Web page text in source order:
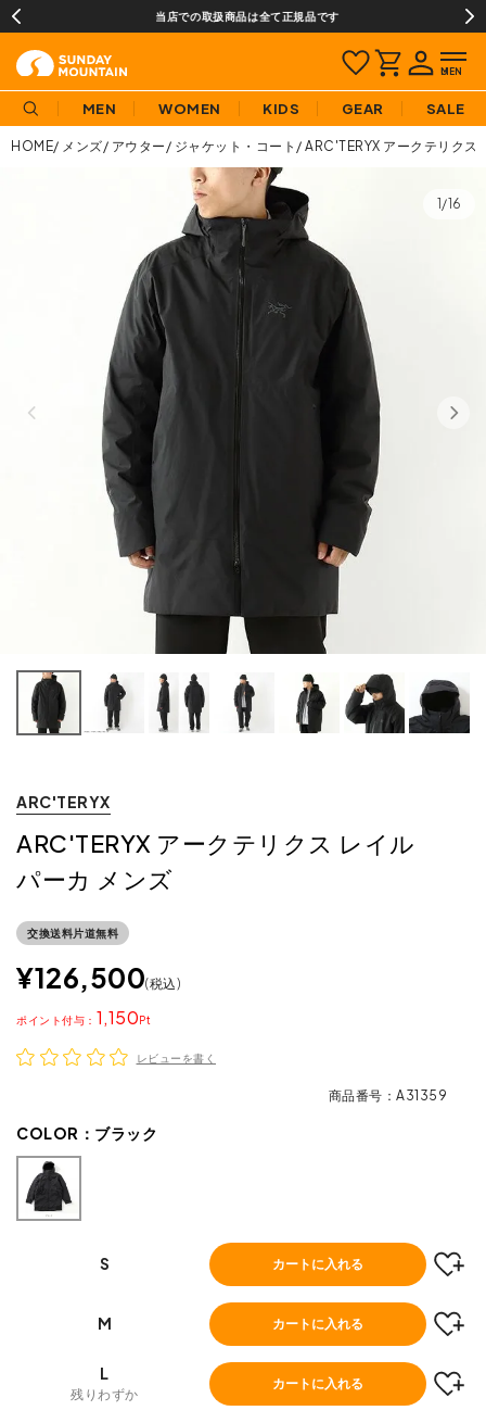
当店での取扱商品は全て正規品です
MEN WOMEN KIDS GEAR SALE
HOME メンズ アウター ジャケット・コート ARC'TERYX アークテリクス
1/16
ARC'TERYX
ARC'TERYX アークテリクス レイル
パーカ メンズ
交換送料片道無料
¥126,500 税込
1,150
ポイント
レビューを書く
商品番号 A31359
COLOR： ブラック
S カートに入れる
M カートに入れる
L
残りわずか
カートに入れる